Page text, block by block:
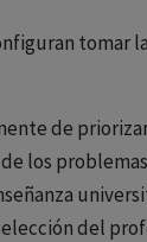
tomar
de
los
del